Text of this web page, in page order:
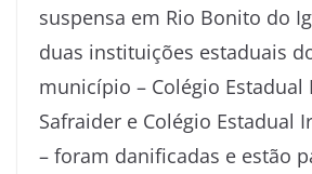
suspensa em Rio Bonito do
duas instituições estaduais
município – Colégio Estadual
Safraider e Colégio Estadual
– foram danificadas e estão